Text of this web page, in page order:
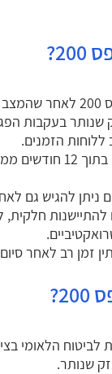
מומלץ להגיש את טופס
שנותר בעקבות
הזמנים.
יש להגיש את
ניתן להגיש גם
חלקית,
זמן רב לאחר
הלאומי
שנותר.